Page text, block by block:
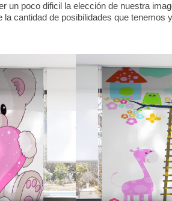
un poco dificil la elección de nuestra
la cantidad de posibilidades que